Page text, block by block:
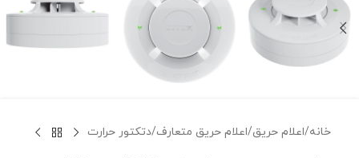
خانه/اعلام حريق/اعلام حريق متعارف/دتكتور حرارت